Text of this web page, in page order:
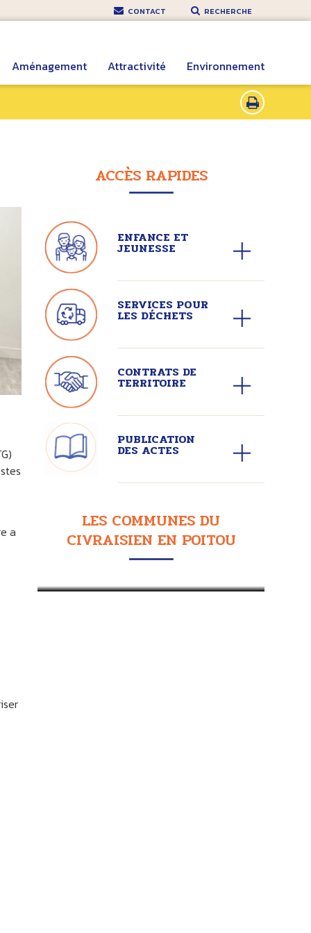
RECHERCHE
CONTACT
Aménagement Attractivité Environnement
a
ACCÈS RAPIDES
ENFANCE ET
JEUNESSE
SERVICES POUR
LES DÉCHETS
CONTRATS DE
TERRITOIRE
PUBLICATION
DES ACTES
LES COMMUNES DU
CIVRAISIEN EN POITOU